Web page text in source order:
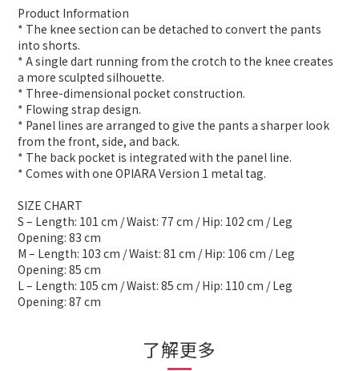
Product Information
* The knee section can be detached to convert the pants
into shorts.
* A single dart running from the crotch to the knee creates
a more sculpted silhouette.
* Three-dimensional pocket construction.
* Flowing strap design.
* Panel lines are arranged to give the pants a sharper look
from the front, side, and back.
* The back pocket is integrated with the panel line.
* Comes with one OPIARA Version 1 metal tag.
SIZE CHART
S – Length: 101 cm / Waist: 77 cm / Hip: 102 cm / Leg
Opening: 83 cm
M – Length: 103 cm / Waist: 81 cm / Hip: 106 cm / Leg
Opening: 85 cm
L – Length: 105 cm / Waist: 85 cm / Hip: 110 cm / Leg
Opening: 87 cm
了解更多